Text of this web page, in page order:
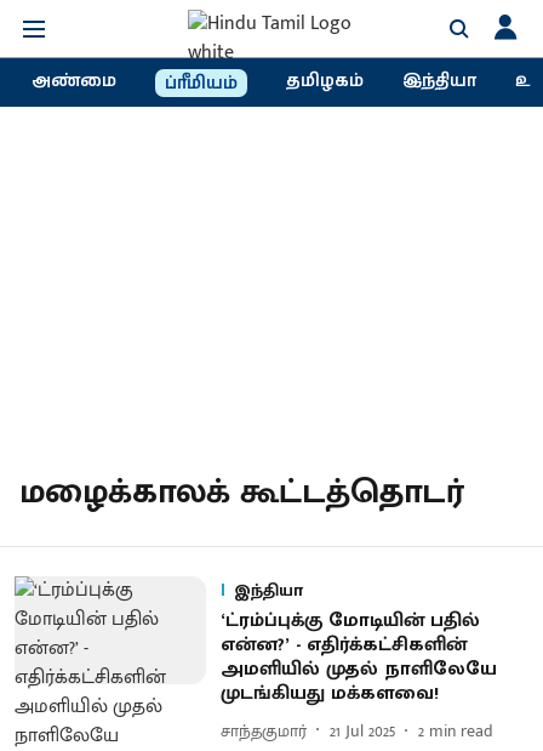
அண்மை ப்ரீமியம் தமிழகம் இந்தியா
மழைக்காலக் கூட்டத்தொடர்
இந்தியா
‘ட்ரம்ப்புக்கு மோடியின் பதில்
என்ன?’ - எதிர்க்கட்சிகளின்
அமளியில் முதல் நாளிலேயே
முடங்கியது மக்களவை!
சாந்தகுமார் 21 Jul 2025 2 min read